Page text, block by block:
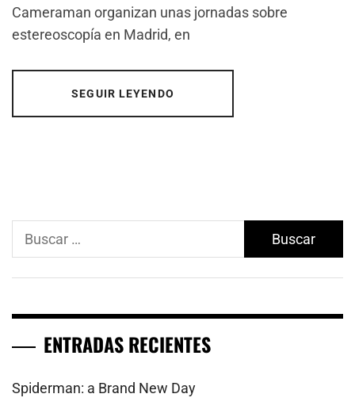
Cameraman organizan unas jornadas sobre
estereoscopía en Madrid, en
SEGUIR LEYENDO
Buscar:
ENTRADAS RECIENTES
Spiderman: a Brand New Day